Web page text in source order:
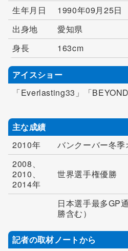
生年月日
1990年09月25日
出身地
愛知県
身長
163cm
アイスショー
「Everlasting33」「BEYOND
主な成績
2010年
バンクーバー冬
2008、
2010、
2014年
世界選手権優勝
日本選手最多GP
勝含む）
記者の取材ノートから